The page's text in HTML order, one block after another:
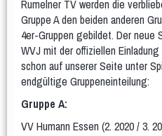
Männer und Frauen
Frauengymnastik
Frauengymnastik Gr. 02
Fit und Gesund
Aerobic Bodyforming Fit after
Gymnastik im Sitzen Hocker-
Yogilates
Gesundheitssport
Aktiv 50plus Fit 60plus Rücken-
Rumelner TV werden die
Gruppe A den beiden anderen
4er-Gruppen gebildet. Der neue
WVJ mit der offiziellen
schon auf unserer Seite unter
endgültige Gruppeneinteilung:
Gruppe A:
VV Humann Essen (2. 2020 / 3.